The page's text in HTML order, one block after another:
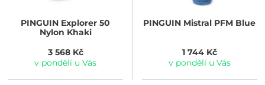
PINGUIN Explorer 50
Nylon Khaki
3 568 Kč
v pondělí u Vás
PINGUIN Mistral PFM Blue
1 744 Kč
v pondělí u Vás